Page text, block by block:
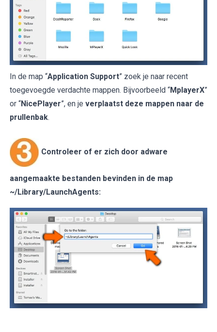
In de map “Application Support” zoek je naar recent
toegevoegde verdachte mappen. Bijvoorbeeld “MplayerX”
or “NicePlayer”, en je verplaatst deze mappen naar de
prullenbak.
Controleer of er zich door adware
aangemaakte bestanden bevinden in de map
~/Library/LaunchAgents: